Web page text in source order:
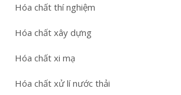
Hóa chất thí nghiệm
Hóa chất xây dựng
Hóa chất xi mạ
Hóa chất xử lí nước thải